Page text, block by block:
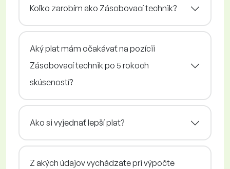
Koľko zarobím ako Zásobovací technik?
Aký plat mám očakávať na pozícii
Zásobovací technik po 5 rokoch
skúseností?
Ako si vyjednať lepší plat?
Z akých údajov vychádzate pri výpočte